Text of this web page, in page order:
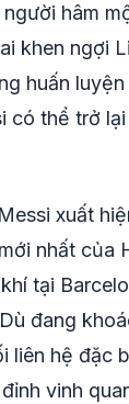
hâm
khen ngợi
huấn
có thể trở
xuất
nhất của
tại
đang
liên hệ đặc
vinh